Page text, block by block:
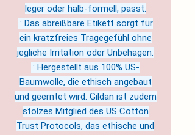
leger oder halb-formell, passt.
.: Das abreißbare Etikett sorgt für
ein kratzfreies Tragegefühl ohne
jegliche Irritation oder Unbehagen.
.: Hergestellt aus 100% US-
Baumwolle, die ethisch angebaut
und geerntet wird. Gildan ist zudem
stolzes Mitglied des US Cotton
Trust Protocols, das ethische und